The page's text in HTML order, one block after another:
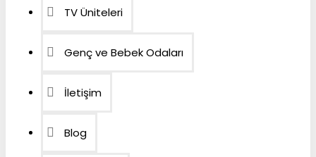
TV Üniteleri
Genç ve Bebek Odaları
İletişim
Blog